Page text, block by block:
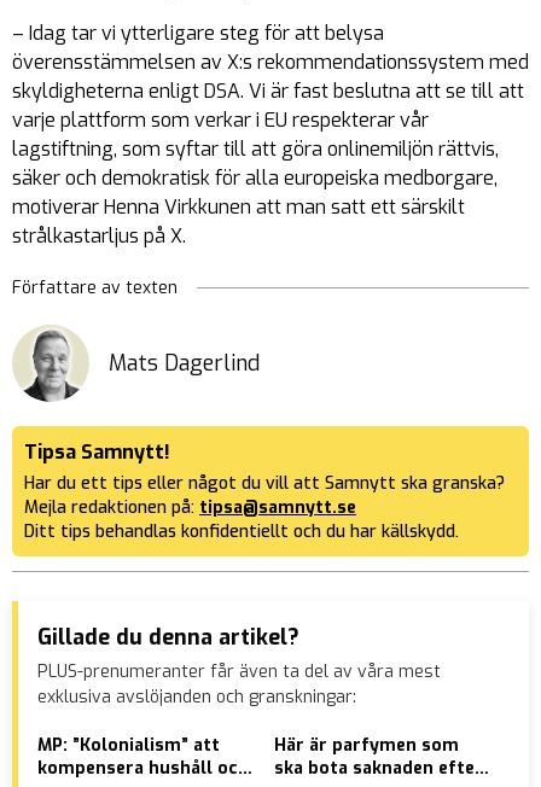
– Idag tar vi ytterligare steg för att belysa
överensstämmelsen av X:s rekommendationssystem med
skyldigheterna enligt DSA. Vi är fast beslutna att se till att
varje plattform som verkar i EU respekterar vår
lagstiftning, som syftar till att göra onlinemiljön rättvis,
säker och demokratisk för alla europeiska medborgare,
motiverar Henna Virkkunen att man satt ett särskilt
strålkastarljus på X.
Författare av texten
Mats Dagerlind
Tipsa Samnytt!
Har du ett tips eller något du vill att Samnytt ska granska?
Mejla redaktionen på: tipsa@samnytt.se
Ditt tips behandlas konfidentiellt och du har källskydd.
Gillade du denna artikel?
PLUS-prenumeranter får även ta del av våra mest
exklusiva avslöjanden och granskningar:
MP: ”Kolonialism” att
kompensera hushåll och
Här är parfymen som
ska bota saknaden efter